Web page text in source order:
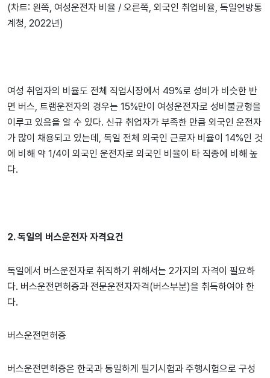
(차트: 왼쪽, 여성운전자 비율 / 오른쪽, 외국인 취업비율, 독일연방통
계청, 2022년)
여성 취업자의 비율도 전체 직업시장에서 49%로 성비가 비슷한 반
면 버스, 트램운전자의 경우는 15%만이 여성운전자로 성비불균형을
이루고 있음을 알 수 있다. 신규 취업자가 부족한 만큼 외국인 운전자
가 많이 채용되고 있는데, 독일 전체 외국인 근로자 비율이 14%인 것
에 비해 약 1/4이 외국인 운전자로 외국인 비율이 타 직종에 비해 높
다.
2. 독일의 버스운전자 자격요건
독일에서 버스운전자로 취직하기 위해서는 2가지의 자격이 필요하
다. 버스운전면허증과 전문운전자자격(버스부분)을 취득하여야 한
다.
버스운전면허증
버스운전면허증은 한국과 동일하게 필기시험과 주행시험으로 구성